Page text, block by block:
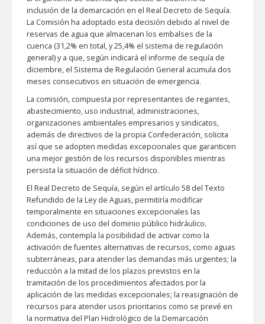
inclusión de la demarcación en el Real Decreto de Sequía.
La Comisión ha adoptado esta decisión debido al nivel de
reservas de agua que almacenan los embalses de la
cuenca (31,2% en total, y 25,4% el sistema de regulación
general) y a que, según indicará el informe de sequía de
diciembre, el Sistema de Regulación General acumula dos
meses consecutivos en situación de emergencia.
La comisión, compuesta por representantes de regantes,
abastecimiento, uso industrial, administraciones,
organizaciones ambientales empresarios y sindicatos,
además de directivos de la propia Confederación, solicita
así que se adopten medidas excepcionales que garanticen
una mejor gestión de los recursos disponibles mientras
persista la situación de déficit hídrico.
El Real Decreto de Sequía, según el artículo 58 del Texto
Refundido de la Ley de Aguas, permitiría modificar
temporalmente en situaciones excepcionales las
condiciones de uso del dominio público hidráulico.
Además, contempla la posibilidad de activar como la
activación de fuentes alternativas de recursos, como aguas
subterráneas, para atender las demandas más urgentes; la
reducción a la mitad de los plazos previstos en la
tramitación de los procedimientos afectados por la
aplicación de las medidas excepcionales; la reasignación de
recursos para atender usos prioritarios como se prevé en
la normativa del Plan Hidrológico de la Demarcación